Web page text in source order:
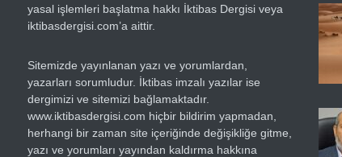
yasal işlemleri başlatma hakkı İktibas Dergisi veya
iktibasdergisi.com’a aittir.
Sitemizde yayınlanan yazı ve yorumlardan,
yazarları sorumludur. İktibas imzalı yazılar ise
dergimizi ve sitemizi bağlamaktadır.
www.iktibasdergisi.com hiçbir bildirim yapmadan,
herhangi bir zaman site içeriğinde değişikliğe gitme,
yazı ve yorumları yayından kaldırma hakkına